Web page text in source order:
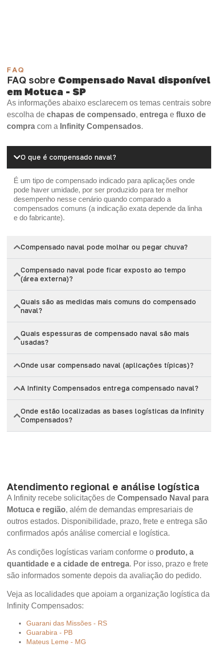
FAQ
FAQ sobre Compensado Naval disponível
em Motuca - SP
As informações abaixo esclarecem os temas centrais sobre
escolha de chapas de compensado, entrega e fluxo de
compra com a Infinity Compensados.
O que é compensado naval?
É um tipo de compensado indicado para aplicações onde
pode haver umidade, por ser produzido para ter melhor
desempenho nesse cenário quando comparado a
compensados comuns (a indicação exata depende da linha
e do fabricante).
Compensado naval pode molhar ou pegar chuva?
Compensado naval pode ficar exposto ao tempo
(área externa)?
Quais são as medidas mais comuns do compensado
naval?
Quais espessuras de compensado naval são mais
usadas?
Onde usar compensado naval (aplicações típicas)?
A Infinity Compensados entrega compensado naval?
Onde estão localizadas as bases logísticas da Infinity
Compensados?
Atendimento regional e análise logística
A Infinity recebe solicitações de Compensado Naval para
Motuca e região, além de demandas empresariais de
outros estados. Disponibilidade, prazo, frete e entrega são
confirmados após análise comercial e logística.
As condições logísticas variam conforme o produto, a
quantidade e a cidade de entrega. Por isso, prazo e frete
são informados somente depois da avaliação do pedido.
Veja as localidades que apoiam a organização logística da
Infinity Compensados:
Guarani das Missões - RS
Guarabira - PB
Mateus Leme - MG